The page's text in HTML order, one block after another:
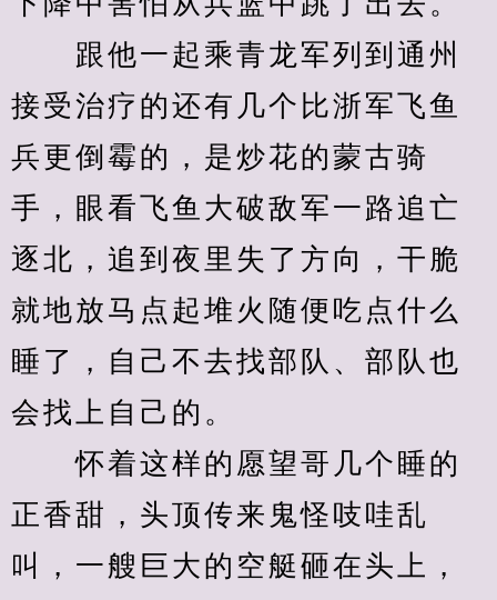
跟他一起乘青龙军列到通州
接受治疗的还有几个比浙军飞鱼
兵更倒霉的，是炒花的蒙古骑
手，眼看飞鱼大破敌军一路追亡
逐北，追到夜里失了方向，干脆
就地放马点起堆火随便吃点什么
睡了，自己不去找部队、部队也
会找上自己的。
怀着这样的愿望哥几个睡的
正香甜，头顶传来鬼怪吱哇乱
叫，一艘巨大的空艇砸在头上，